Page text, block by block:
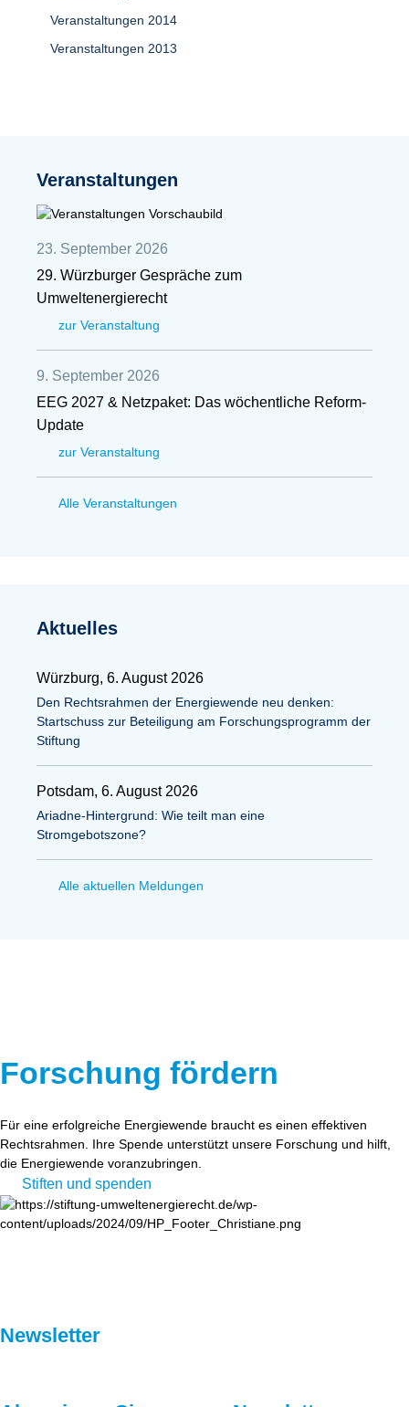
Veranstaltungen 2014
Veranstaltungen 2013
Veranstaltungen
23. September 2026
29. Würzburger Gespräche zum
Umweltenergierecht
zur Veranstaltung
9. September 2026
EEG 2027 & Netzpaket: Das wöchentliche Reform-
Update
zur Veranstaltung
Alle Veranstaltungen
Aktuelles
Würzburg, 6. August 2026
Den Rechtsrahmen der Energiewende neu denken:
Startschuss zur Beteiligung am Forschungsprogramm der
Stiftung
Potsdam, 6. August 2026
Ariadne-Hintergrund: Wie teilt man eine
Stromgebotszone?
Alle aktuellen Meldungen
Forschung fördern
Für eine erfolgreiche Energiewende braucht es einen effektiven
Rechtsrahmen. Ihre Spende unterstützt unsere Forschung und hilft,
die Energiewende voranzubringen.
Stiften und spenden
Newsletter